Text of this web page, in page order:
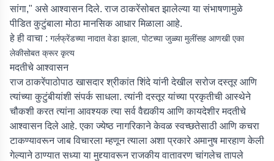
सांगा," असे आश्वासन दिले. राज ठाकरेंसोबत झालेल्या या संभाषणामुळे
पीडित कुटुंबाला मोठा मानसिक आधार मिळाला आहे.
हे ही वाचा : गर्लफ्रेंडच्या नादात वेडा झाला, पोटच्या जुळ्या मुलींसह आणखी एका
लेकीसोबत क्रूर कृत्य
मदतीचे आश्वासन
राज ठाकरेंपाठोपाठ खासदार श्रीकांत शिंदे यांनी देखील सरोज दस्तूर आणि
त्यांच्या कुटुंबीयांशी संपर्क साधला. त्यांनी दस्तूर यांच्या प्रकृतीची आस्थेने
चौकशी करत त्यांना आवश्यक त्या सर्व वैद्यकीय आणि कायदेशीर मदतीचे
आश्वासन दिले आहे. एका ज्येष्ठ नागरिकाने केवळ स्वच्छतेसाठी आणि कचरा
टाकण्यावरून जाब विचारला म्हणून त्याला अशा प्रकारे अमानुष मारहाण केली
गेल्याने ठाण्यात सध्या या मुद्द्यावरून राजकीय वातावरण चांगलेच तापले